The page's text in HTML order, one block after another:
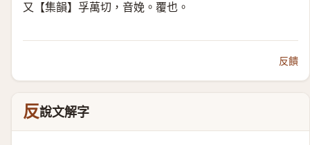
又【集韻】孚萬切，音娩。覆也。
反饋
反說文解字